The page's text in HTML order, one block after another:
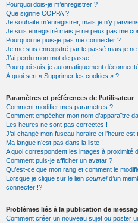
Pourquoi dois-je m’enregistrer ?
Que signifie COPPA ?
Je souhaite m’enregistrer, mais je n’y
Je suis enregistré mais je ne peux pas me
Pourquoi ne puis-je pas me connecter ?
Je me suis enregistré par le passé mais je
J’ai perdu mon mot de passe !
Pourquoi suis-je automatiquement
À quoi sert « Supprimer les cookies » ?
Paramètres et préférences de l’utilisateur
Comment modifier mes paramètres ?
Comment empêcher mon nom d’apparaître
Les heures ne sont pas correctes !
J’ai changé mon fuseau horaire et l’heure
Ma langue n’est pas dans la liste !
A quoi correspondent les images à proximité
Comment puis-je afficher un avatar ?
Qu’est-ce que mon rang et comment le
Lorsque je clique sur le lien courrield’un
connecter !?
Problèmes liés à la publication de
Comment créer un nouveau sujet ou poster